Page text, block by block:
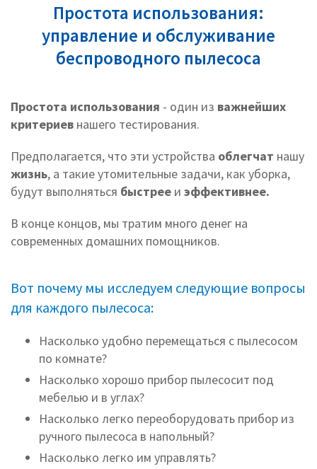
Простота использования:
управление и обслуживание
беспроводного пылесоса
Простота использования - один из важнейших
критериев нашего тестирования.
Предполагается, что эти устройства облегчат нашу
жизнь, а такие утомительные задачи, как уборка,
будут выполняться быстрее и эффективнее.
В конце концов, мы тратим много денег на
современных домашних помощников.
Вот почему мы исследуем следующие вопросы
для каждого пылесоса:
Насколько удобно перемещаться с пылесосом
по комнате?
Насколько хорошо прибор пылесосит под
мебелью и в углах?
Насколько легко переоборудовать прибор из
ручного пылесоса в напольный?
Насколько легко им управлять?